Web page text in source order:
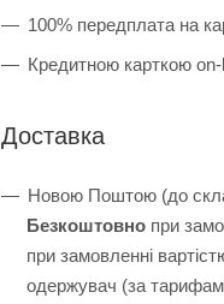
100% передплата на
Кредитною карткою
Доставка
Новою Поштою (до
Безкоштовнопри
при замовленні
одержувач (за